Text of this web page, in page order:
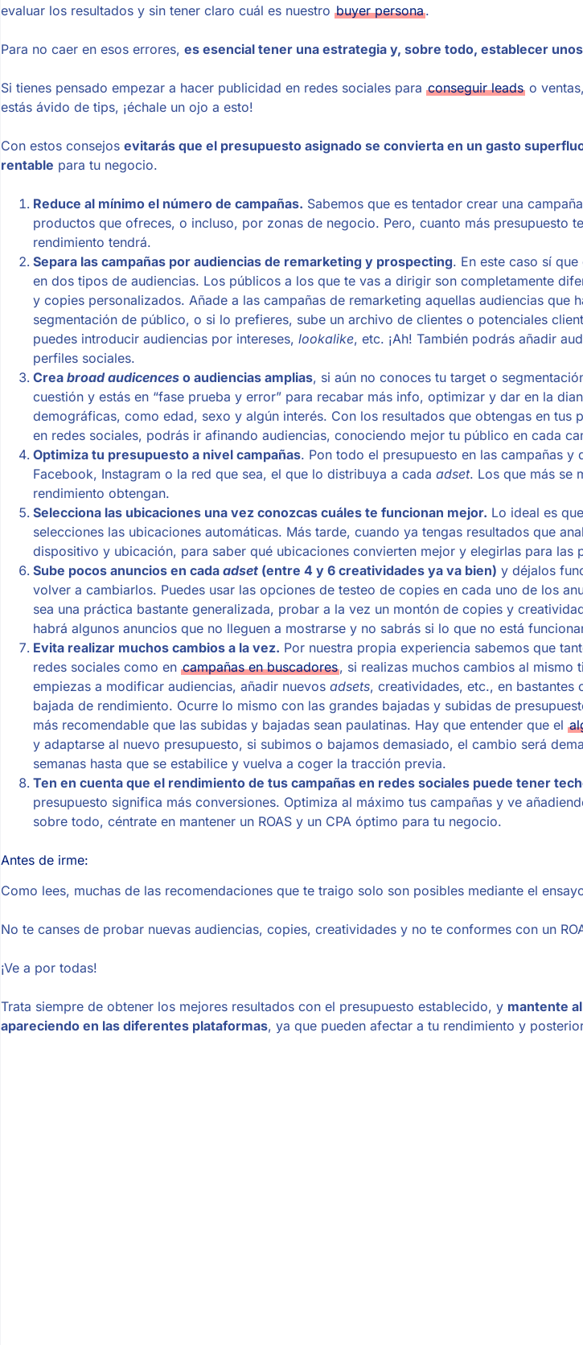
evaluar los resultados y sin tener claro cuál es nuestro buyer persona.
Para no caer en esos errores, es esencial tener una estrategia y, sobre todo, establecer
Si tienes pensado empezar a hacer publicidad en redes sociales para conseguir leads o
estás ávido de tips, ¡échale un ojo a esto!
Con estos consejos evitarás que el presupuesto asignado se convierta en un gasto
rentable para tu negocio.
Reduce al mínimo el número de campañas. Sabemos que es tentador crear una
productos que ofreces, o incluso, por zonas de negocio. Pero, cuanto más presupuesto
rendimiento tendrá.
Separa las campañas por audiencias de remarketing y prospecting. En este caso sí
en dos tipos de audiencias. Los públicos a los que te vas a dirigir son completamente
y copies personalizados. Añade a las campañas de remarketing aquellas audiencias que
segmentación de público, o si lo prefieres, sube un archivo de clientes o potenciales
puedes introducir audiencias por intereses, lookalike, etc. ¡Ah! También podrás añadir
perfiles sociales.
Crea broad audicences o audiencias amplias, si aún no conoces tu target o
cuestión y estás en “fase prueba y error” para recabar más info, optimizar y dar en la
demográficas, como edad, sexo y algún interés. Con los resultados que obtengas en tus
en redes sociales, podrás ir afinando audiencias, conociendo mejor tu público en cada
Optimiza tu presupuesto a nivel campañas. Pon todo el presupuesto en las campañas y
Facebook, Instagram o la red que sea, el que lo distribuya a cada adset. Los que más se
rendimiento obtengan.
Selecciona las ubicaciones una vez conozcas cuáles te funcionan mejor. Lo ideal es
selecciones las ubicaciones automáticas. Más tarde, cuando ya tengas resultados que
dispositivo y ubicación, para saber qué ubicaciones convierten mejor y elegirlas para las
Sube pocos anuncios en cada adset (entre 4 y 6 creatividades ya va bien) y déjalos
volver a cambiarlos. Puedes usar las opciones de testeo de copies en cada uno de los
sea una práctica bastante generalizada, probar a la vez un montón de copies y
habrá algunos anuncios que no lleguen a mostrarse y no sabrás si lo que no está
Evita realizar muchos cambios a la vez. Por nuestra propia experiencia sabemos que
redes sociales como en campañas en buscadores, si realizas muchos cambios al mismo
empiezas a modificar audiencias, añadir nuevos adsets, creatividades, etc., en bastantes
bajada de rendimiento. Ocurre lo mismo con las grandes bajadas y subidas de
más recomendable que las subidas y bajadas sean paulatinas. Hay que entender que el
y adaptarse al nuevo presupuesto, si subimos o bajamos demasiado, el cambio será
semanas hasta que se estabilice y vuelva a coger la tracción previa.
Ten en cuenta que el rendimiento de tus campañas en redes sociales puede tener
presupuesto significa más conversiones. Optimiza al máximo tus campañas y ve
sobre todo, céntrate en mantener un ROAS y un CPA óptimo para tu negocio.
Antes de irme:
Como lees, muchas de las recomendaciones que te traigo solo son posibles mediante el
No te canses de probar nuevas audiencias, copies, creatividades y no te conformes con un
¡Ve a por todas!
Trata siempre de obtener los mejores resultados con el presupuesto establecido, y mantente
apareciendo en las diferentes plataformas, ya que pueden afectar a tu rendimiento y